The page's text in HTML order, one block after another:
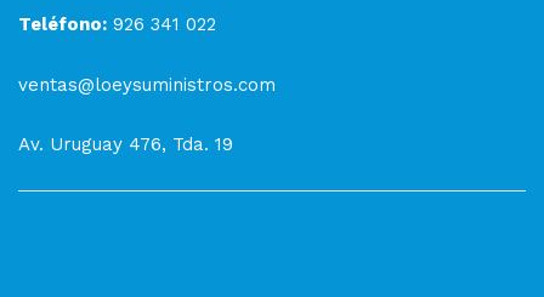
Teléfono: 926 341 022
ventas@loeysuministros.com
Av. Uruguay 476, Tda. 19